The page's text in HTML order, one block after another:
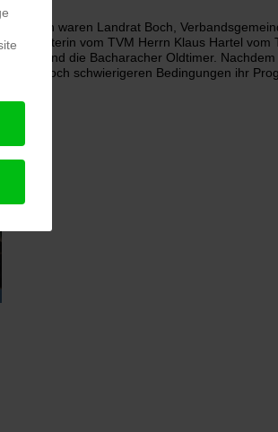
waren Landrat Boch,
Vertreterin vom TVM Herrn Klaus Hartel vom
und die Bacharacher Oldtimer.
doch schwierigeren Bedingungen ihr